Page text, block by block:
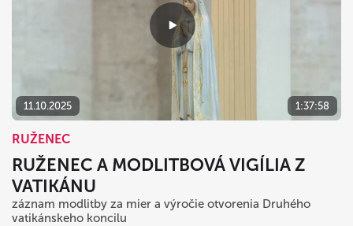
11.10.2025 1:37:58
RUŽENEC
RUŽENEC A MODLITBOVÁ VIGÍLIA Z
VATIKÁNU
záznam modlitby za mier a výročie otvorenia Druhého
vatikánskeho koncilu